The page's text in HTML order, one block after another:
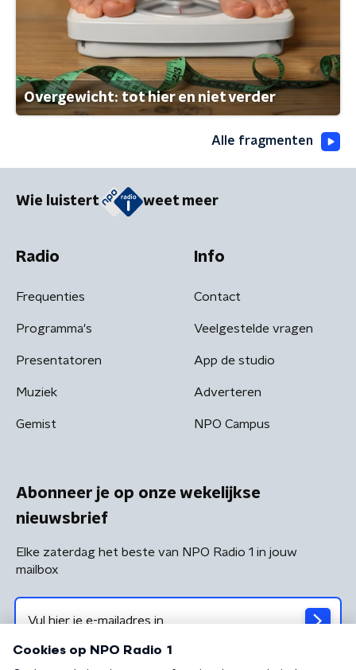
Overgewicht: tot hier en niet verder
Alle fragmenten
Wie luistert weet meer
Radio
Frequenties
Programma's
Presentatoren
Muziek
Gemist
Info
Contact
Veelgestelde vragen
App de studio
Adverteren
NPO Campus
Abonneer je op onze wekelijkse
nieuwsbrief
Elke zaterdag het beste van NPO Radio 1 in jouw
mailbox